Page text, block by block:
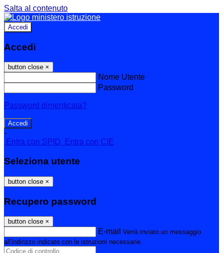
Salta al contenuto
Accedi
Accedi
button close ×
Nome Utente
Password
Password dimenticata?
-
Entra con SPID
Entra con CIE
Seleziona utente
button close ×
Recupero password
button close ×
E-mail Verrà inviato un messaggio
all'indirizzo indicato con le istruzioni necessarie.